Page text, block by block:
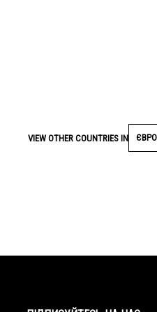
VIEW OTHER COUNTRIES IN